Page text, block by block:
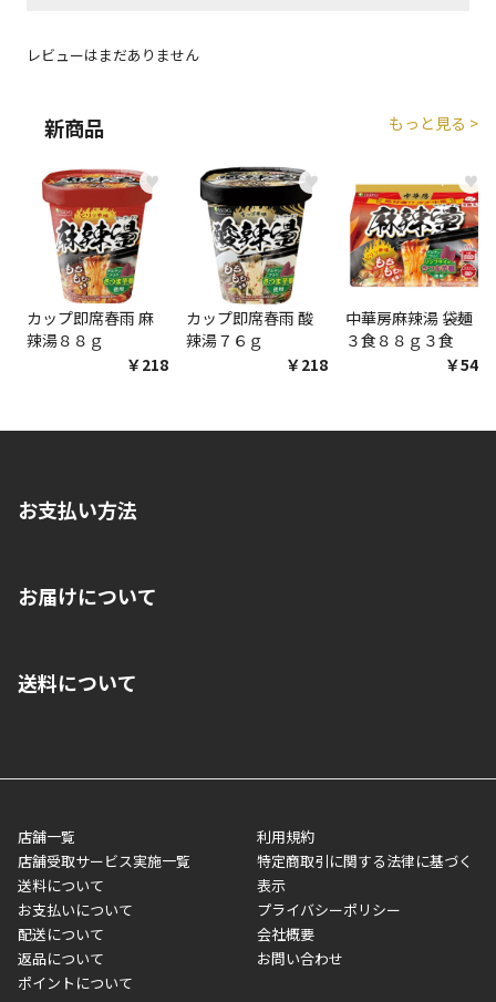
生する場合がございます。
レビューはまだありません
新商品 もっと見る >
♥
カップ即席春雨 麻
辣湯８８ｇ
￥218
♥
カップ即席春雨 酸
辣湯７６ｇ
￥218
♥
中華房麻辣湯 袋麺
３食８８ｇ３食
￥548
お支払い方法
いいただくことはできません。ご了承ください。
■代金引換(代引)※手数料がかかります
■商品によっては一部決済方法が使用できない場合がございま
す。
お届けについて
ご注文が確認出来次第、1～4営業日に発送いたします。「お取り
業日にてお引渡しとなります。(離島などの場合、例外もあります)
メーカー直送品など一部商品については、その他商品との購入に
制限がかかる場合がございます。また発送日についても、通常と
異なる場合がございます。対象商品の説明ページをご確認くださ
い。
■店舗受取をご選択いただいた場合
ご注文が確認出来次第、お受取される店舗在庫を使用してご準備
をさせていただきます。店舗に在庫がない場合は店舗よりお取り
送料について
店舗一覧
店舗受取サービス実施一覧
送料について
お支払いについて
配送について
返品について
ポイントについて
利用規約
特定商取引に関する法律に基づく
表示
プライバシーポリシー
会社概要
お問い合わせ